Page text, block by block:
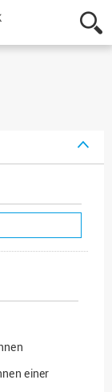
Hochschule
Osnabrück
-
einer